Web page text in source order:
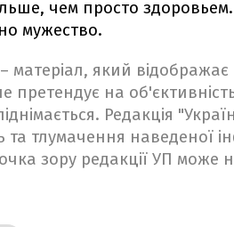
чем просто
мужество.
матеріал, який
претендує на
Редакція
та тлумачення наведеної
зору редакції УП може